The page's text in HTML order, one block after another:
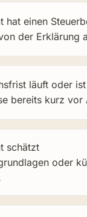
hat einen
der Erklärung
läuft oder ist
bereits kurz vor
schätzt
oder